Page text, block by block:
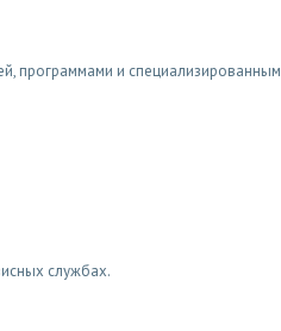
программами и специализированным
службах.